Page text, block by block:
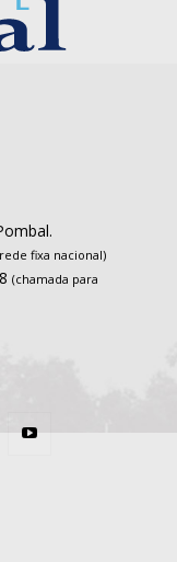
fixa nacional)
(chamada para